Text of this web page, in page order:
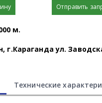
Отправить
м.
г.Караганда ул.
Технические